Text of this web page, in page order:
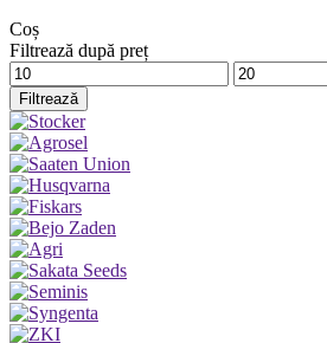
Coș
Filtrează după preț
Preț
minim
Preț
maxim
Filtrează